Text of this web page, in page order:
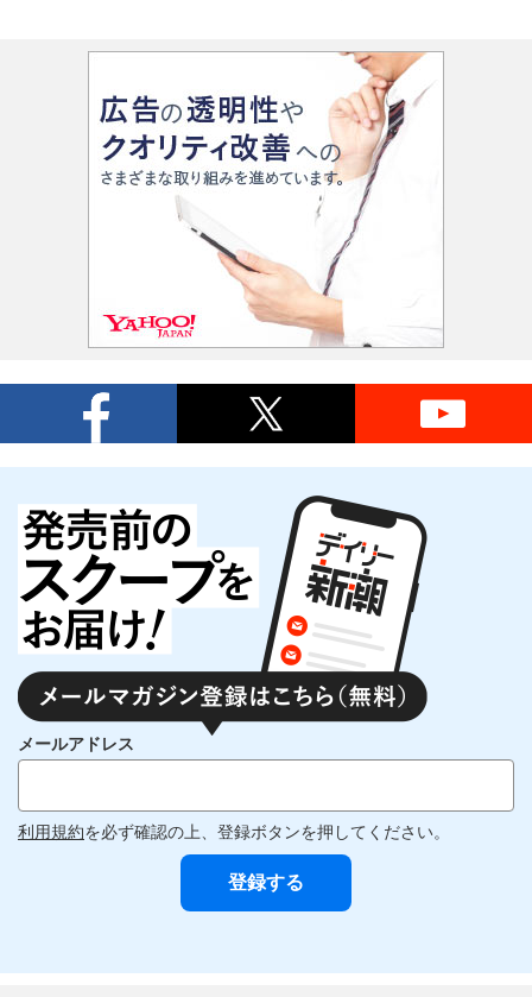
メールアドレス
利用規約を必ず確認の上、登録ボタンを押してください。